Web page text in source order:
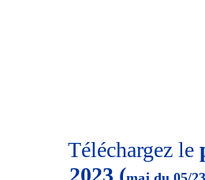
Téléchargez le
2023 (